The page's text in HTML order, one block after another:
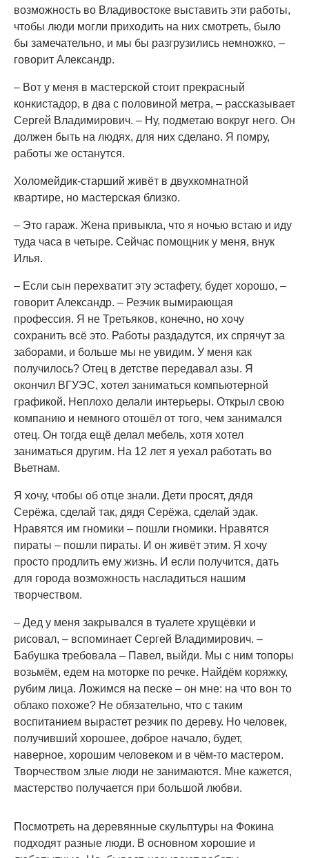
возможность во Владивостоке выставить эти работы,
чтобы люди могли приходить на них смотреть, было
бы замечательно, и мы бы разгрузились немножко, –
говорит Александр.
– Вот у меня в мастерской стоит прекрасный
конкистадор, в два с половиной метра, – рассказывает
Сергей Владимирович. – Ну, подметаю вокруг него. Он
должен быть на людях, для них сделано. Я помру,
работы же останутся.
Холомейдик-старший живёт в двухкомнатной
квартире, но мастерская близко.
– Это гараж. Жена привыкла, что я ночью встаю и иду
туда часа в четыре. Сейчас помощник у меня, внук
Илья.
– Если сын перехватит эту эстафету, будет хорошо, –
говорит Александр. – Резчик вымирающая
профессия. Я не Третьяков, конечно, но хочу
сохранить всё это. Работы раздадутся, их спрячут за
заборами, и больше мы не увидим. У меня как
получилось? Отец в детстве передавал азы. Я
окончил ВГУЭС, хотел заниматься компьютерной
графикой. Неплохо делали интерьеры. Открыл свою
компанию и немного отошёл от того, чем занимался
отец. Он тогда ещё делал мебель, хотя хотел
заниматься другим. На 12 лет я уехал работать во
Вьетнам.
Я хочу, чтобы об отце знали. Дети просят, дядя
Серёжа, сделай так, дядя Серёжа, сделай эдак.
Нравятся им гномики – пошли гномики. Нравятся
пираты – пошли пираты. И он живёт этим. Я хочу
просто продлить ему жизнь. И если получится, дать
для города возможность насладиться нашим
творчеством.
– Дед у меня закрывался в туалете хрущёвки и
рисовал, – вспоминает Сергей Владимирович. –
Бабушка требовала – Павел, выйди. Мы с ним топоры
возьмём, едем на моторке по речке. Найдём коряжку,
рубим лица. Ложимся на песке – он мне: на что вон то
облако похоже? Не обязательно, что с таким
воспитанием вырастет резчик по дереву. Но человек,
получивший хорошее, доброе начало, будет,
наверное, хорошим человеком и в чём-то мастером.
Творчеством злые люди не занимаются. Мне кажется,
мастерство получается при большой любви.
Посмотреть на деревянные скульптуры на Фокина
подходят разные люди. В основном хорошие и